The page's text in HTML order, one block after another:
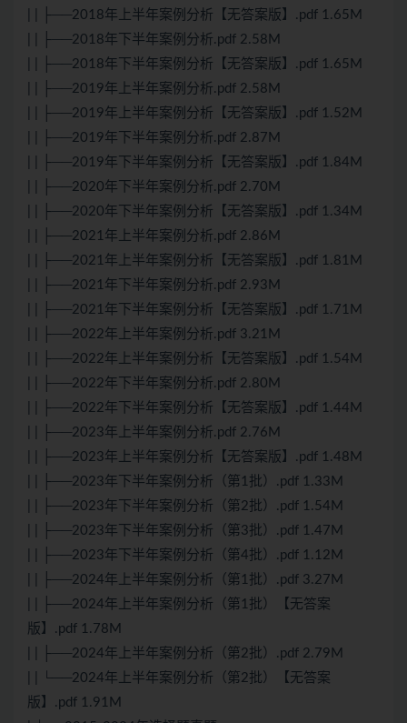
| | ├──2018年上半年案例分析【无答案版】.pdf 1.65M
| | ├──2018年下半年案例分析.pdf 2.58M
| | ├──2018年下半年案例分析【无答案版】.pdf 1.65M
| | ├──2019年上半年案例分析.pdf 2.58M
| | ├──2019年上半年案例分析【无答案版】.pdf 1.52M
| | ├──2019年下半年案例分析.pdf 2.87M
| | ├──2019年下半年案例分析【无答案版】.pdf 1.84M
| | ├──2020年下半年案例分析.pdf 2.70M
| | ├──2020年下半年案例分析【无答案版】.pdf 1.34M
| | ├──2021年上半年案例分析.pdf 2.86M
| | ├──2021年上半年案例分析【无答案版】.pdf 1.81M
| | ├──2021年下半年案例分析.pdf 2.93M
| | ├──2021年下半年案例分析【无答案版】.pdf 1.71M
| | ├──2022年上半年案例分析.pdf 3.21M
| | ├──2022年上半年案例分析【无答案版】.pdf 1.54M
| | ├──2022年下半年案例分析.pdf 2.80M
| | ├──2022年下半年案例分析【无答案版】.pdf 1.44M
| | ├──2023年上半年案例分析.pdf 2.76M
| | ├──2023年上半年案例分析【无答案版】.pdf 1.48M
| | ├──2023年下半年案例分析（第1批）.pdf 1.33M
| | ├──2023年下半年案例分析（第2批）.pdf 1.54M
| | ├──2023年下半年案例分析（第3批）.pdf 1.47M
| | ├──2023年下半年案例分析（第4批）.pdf 1.12M
| | ├──2024年上半年案例分析（第1批）.pdf 3.27M
| | ├──2024年上半年案例分析（第1批）【无答案
版】.pdf 1.78M
| | ├──2024年上半年案例分析（第2批）.pdf 2.79M
| | └──2024年上半年案例分析（第2批）【无答案
版】.pdf 1.91M